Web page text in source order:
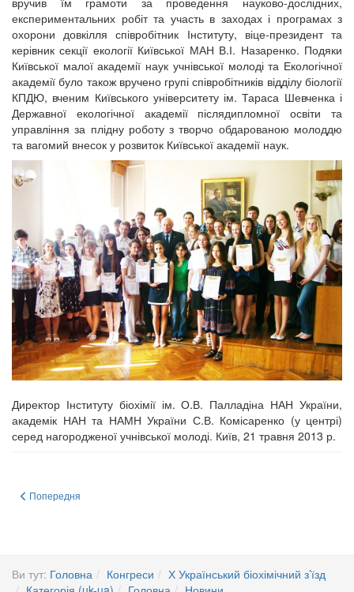
експериментальних робіт та участь в заходах і програмах з
охорони довкілля співробітник Інституту, віце-президент та
керівник секції екології Київської МАН В.І. Назаренко. Подяки
Київської малої академії наук учнівської молоді та Екологічної
академії було також вручено групі співробітників відділу біології
КПДЮ, вченим Київського університету ім. Тараса Шевченка і
Державної екологічної академії післядипломної освіти та
управління за плідну роботу з творчо обдарованою молоддю
та вагомий внесок у розвиток Київської академії наук.
Директор Інституту біохімії ім. О.В. Палладіна НАН України,
академік НАН та НАМН України С.В. Комісаренко (у центрі)
серед нагородженої учнівської молоді. Київ, 21 травня 2013 р.
Попередня стаття: FEBS 2017 Congress
Попередня
Ви тут: Головна Конгреси
Х Український біохімічний з’їзд